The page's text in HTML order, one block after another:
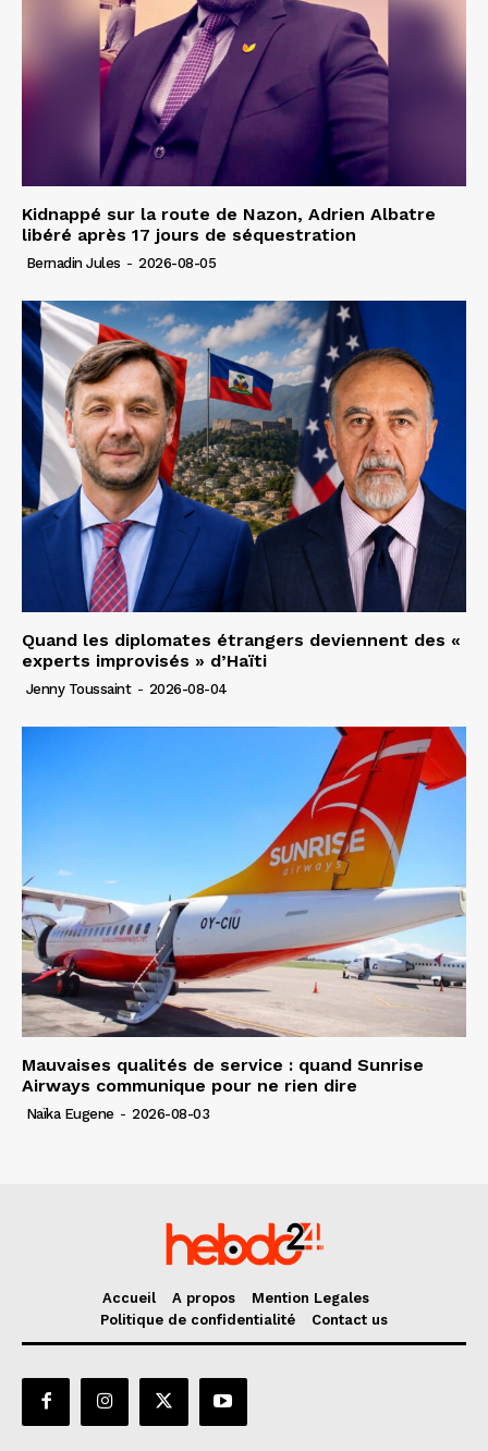
Kidnappé sur la route de Nazon, Adrien Albatre
libéré après 17 jours de séquestration
Bernadin Jules - 2026-08-05
Quand les diplomates étrangers deviennent des «
experts improvisés » d’Haïti
Jenny Toussaint - 2026-08-04
Mauvaises qualités de service : quand Sunrise
Airways communique pour ne rien dire
Naïka Eugene - 2026-08-03
Accueil A propos
Mention Legales
Politique de confidentialité
Contact us